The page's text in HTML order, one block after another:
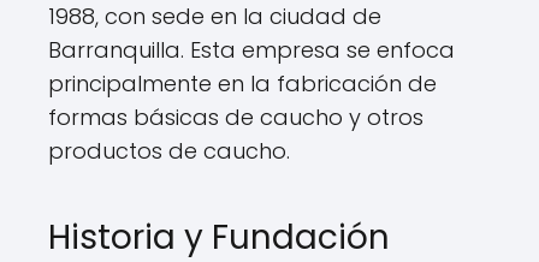
1988, con sede en la ciudad de
Barranquilla. Esta empresa se enfoca
principalmente en la fabricación de
formas básicas de caucho y otros
productos de caucho.
Historia y Fundación